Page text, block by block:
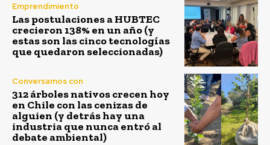
Emprendimiento
Las postulaciones a HUBTEC
crecieron 138% en un año (y
estas son las cinco tecnologías
que quedaron seleccionadas)
Conversamos con
312 árboles nativos crecen hoy
en Chile con las cenizas de
alguien (y detrás hay una
industria que nunca entró al
debate ambiental)